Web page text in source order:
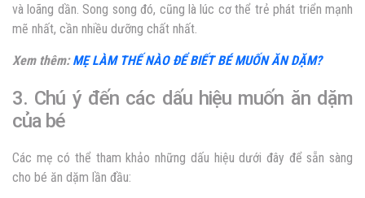
và loãng dần. Song song đó, cũng là lúc cơ thể trẻ phát triển mạnh
mẽ nhất, cần nhiều dưỡng chất nhất.
Xem thêm:MẸ LÀM THẾ NÀO ĐỂ BIẾT BÉ MUỐN ĂN DẶM?
3. Chú ý đến các dấu hiệu muốn ăn dặm
của bé
Các mẹ có thể tham khảo những dấu hiệu dưới đây để sẵn sàng
cho bé ăn dặm lần đầu: